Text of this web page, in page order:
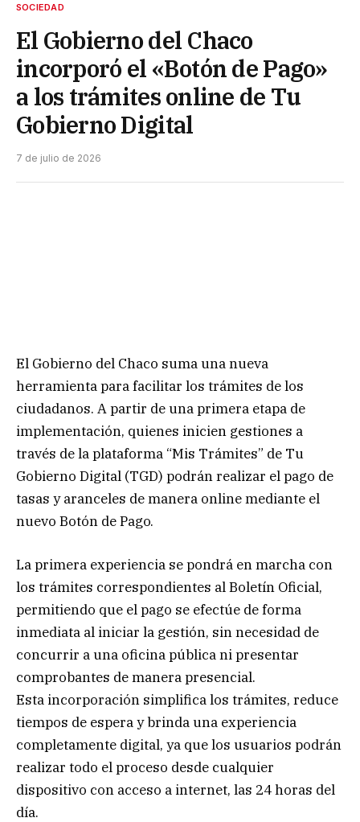
SOCIEDAD
El Gobierno del Chaco
incorporó el «Botón de Pago»
a los trámites online de Tu
Gobierno Digital
7 de julio de 2026
El Gobierno del Chaco suma una nueva
herramienta para facilitar los trámites de los
ciudadanos. A partir de una primera etapa de
implementación, quienes inicien gestiones a
través de la plataforma “Mis Trámites” de Tu
Gobierno Digital (TGD) podrán realizar el pago de
tasas y aranceles de manera online mediante el
nuevo Botón de Pago.
La primera experiencia se pondrá en marcha con
los trámites correspondientes al Boletín Oficial,
permitiendo que el pago se efectúe de forma
inmediata al iniciar la gestión, sin necesidad de
concurrir a una oficina pública ni presentar
comprobantes de manera presencial.
Esta incorporación simplifica los trámites, reduce
tiempos de espera y brinda una experiencia
completamente digital, ya que los usuarios podrán
realizar todo el proceso desde cualquier
dispositivo con acceso a internet, las 24 horas del
día.